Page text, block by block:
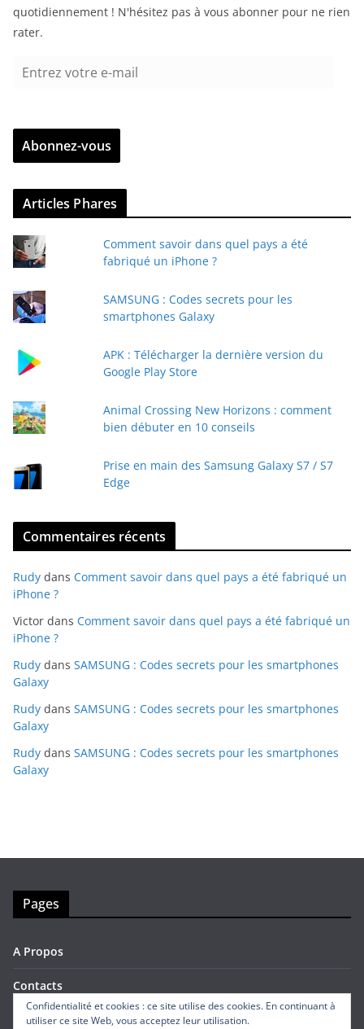
quotidiennement ! N'hésitez pas à vous abonner pour ne rien
rater.
r
z
v
r
e
e
-
a
Abonnez-vous
Articles Phares
Comment savoir dans quel pays a été
fabriqué un iPhone ?
SAMSUNG : Codes secrets pour les
smartphones Galaxy
APK : Télécharger la dernière version du
Google Play Store
Animal Crossing New Horizons : comment
bien débuter en 10 conseils
Prise en main des Samsung Galaxy S7 / S7
Edge
Commentaires récents
Rudy dans Comment savoir dans quel pays a été fabriqué un
iPhone ?
Victor dans Comment savoir dans quel pays a été fabriqué un
iPhone ?
Rudy dans SAMSUNG : Codes secrets pour les smartphones
Galaxy
Rudy dans SAMSUNG : Codes secrets pour les smartphones
Galaxy
Rudy dans SAMSUNG : Codes secrets pour les smartphones
Galaxy
Pages
A Propos
Contacts
Confidentialité et cookies : ce site utilise des cookies. En continuant à
utiliser ce site Web, vous acceptez leur utilisation.